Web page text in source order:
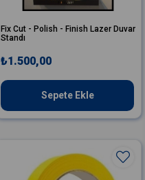
Fix Cut - Polish - Finish Lazer Duvar
Standı
₺1.500,00
Sepete Ekle